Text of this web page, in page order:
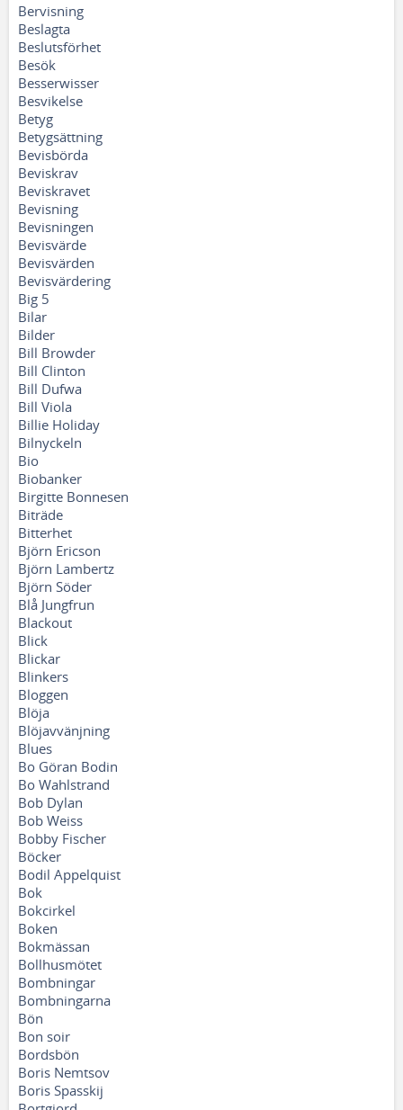
Bervisning
Beslagta
Beslutsförhet
Besök
Besserwisser
Besvikelse
Betyg
Betygsättning
Bevisbörda
Beviskrav
Beviskravet
Bevisning
Bevisningen
Bevisvärde
Bevisvärden
Bevisvärdering
Big 5
Bilar
Bilder
Bill Browder
Bill Clinton
Bill Dufwa
Bill Viola
Billie Holiday
Bilnyckeln
Bio
Biobanker
Birgitte Bonnesen
Biträde
Bitterhet
Björn Ericson
Björn Lambertz
Björn Söder
Blå Jungfrun
Blackout
Blick
Blickar
Blinkers
Bloggen
Blöja
Blöjavvänjning
Blues
Bo Göran Bodin
Bo Wahlstrand
Bob Dylan
Bob Weiss
Bobby Fischer
Böcker
Bodil Appelquist
Bok
Bokcirkel
Boken
Bokmässan
Bollhusmötet
Bombningar
Bombningarna
Bön
Bon soir
Bordsbön
Boris Nemtsov
Boris Spasskij